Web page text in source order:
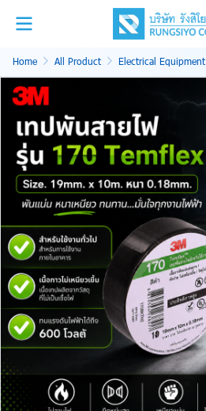
Home All Product Electrical Equipment